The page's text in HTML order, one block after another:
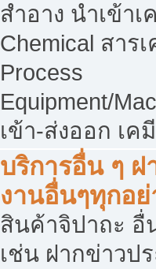
สำอาง นำเข้
Chemical สาร
Process
Equipment/
เข้า-ส่งออก เ
บริการอื่น ๆ
งานอื่นๆทุกอ
สินค้าจิปาถะ อื่
เช่น ฝากข่าวป